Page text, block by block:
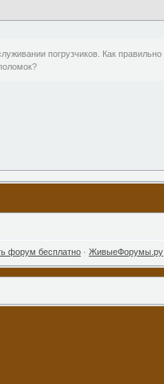
погрузчиков. Как правильно
форум бесплатно · ЖивыеФорумы.ру